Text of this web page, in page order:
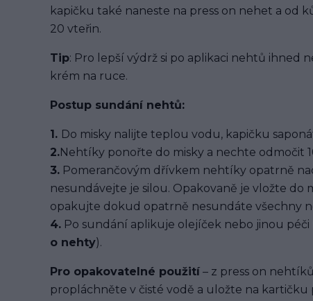
kapičku také naneste na press on nehet a od
20 vteřin.
Tip: Pro lepší výdrž si po aplikaci nehtů ihned
krém na ruce.
Postup sundání nehtů:
1. Do misky nalijte teplou vodu, kapičku
2.Nehtíky ponořte do misky a nechte odmočit
3. Pomerančovým dřívkem nehtíky opatrně
nesundávejte je silou. Opakovaně je vložte
opakujte dokud opatrně nesundáte všechny
4. Po sundání aplikuje olejíček nebo jinou péči
o nehty).
Pro opakovatelné použití – z press on
propláchněte v čisté vodě a uložte na kartičku